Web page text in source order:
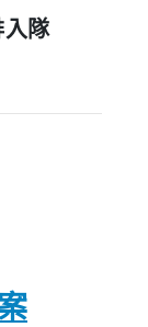
入隊